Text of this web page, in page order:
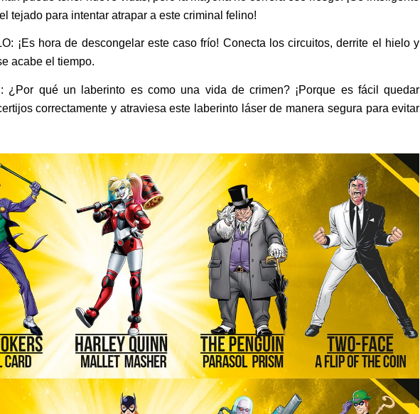
tejado para intentar atrapar a este criminal felino!
¡Es hora de descongelar este caso frío! Conecta los circuitos, derrite el hielo y
acabe el tiempo.
¿Por qué un laberinto es como una vida de crimen? ¡Porque es fácil quedar
correctamente y atraviesa este laberinto láser de manera segura para evitar